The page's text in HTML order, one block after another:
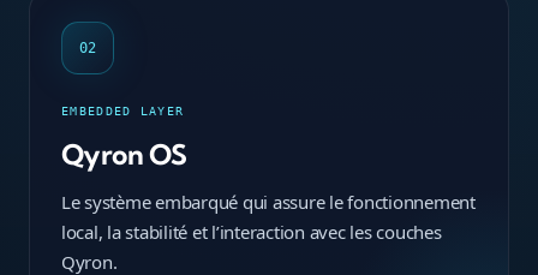
02
EMBEDDED LAYER
Qyron OS
Le système embarqué qui assure le fonctionnement
local, la stabilité et l’interaction avec les couches
Qyron.